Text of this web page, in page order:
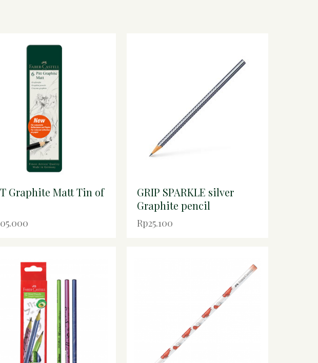
Graphite Matt Tin of
GRIP SPARKLE silver
Graphite pencil
Rp25.100